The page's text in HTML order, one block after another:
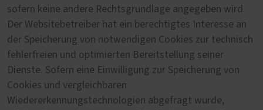
sofern keine andere Rechtsgrundlage angegeben wird.
Der Websitebetreiber hat ein berechtigtes Interesse an
der Speicherung von notwendigen Cookies zur technisch
fehlerfreien und optimierten Bereitstellung seiner
Dienste. Sofern eine Einwilligung zur Speicherung von
Cookies und vergleichbaren
Wiedererkennungstechnologien abgefragt wurde,